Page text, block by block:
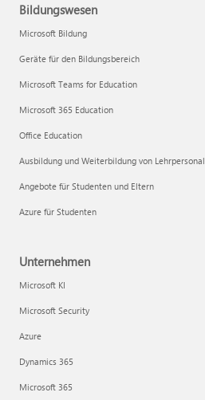
Bildungswesen
Microsoft Bildung
Geräte für den Bildungsbereich
Microsoft Teams for Education
Microsoft 365 Education
Office Education
Ausbildung und Weiterbildung von Lehrpersonal
Angebote für Studenten und Eltern
Azure für Studenten
Unternehmen
Microsoft KI
Microsoft Security
Azure
Dynamics 365
Microsoft 365